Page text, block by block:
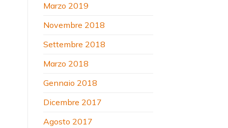
Marzo 2019
Novembre 2018
Settembre 2018
Marzo 2018
Gennaio 2018
Dicembre 2017
Agosto 2017